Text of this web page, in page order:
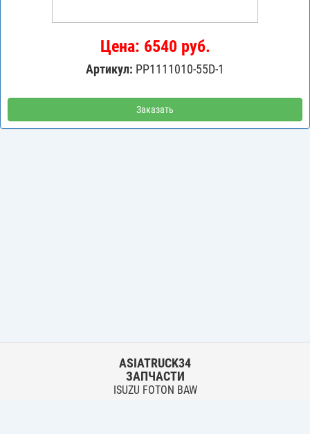
Цена: 6540 руб.
Артикул: PP1111010-55D-1
Заказать
ASIATRUCK34
ЗАПЧАСТИ
ISUZU FOTON BAW